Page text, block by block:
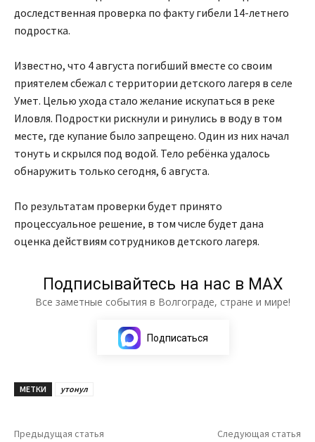
доследственная проверка по факту гибели 14-летнего
подростка.
Известно, что 4 августа погибший вместе со своим
приятелем сбежал с территории детского лагеря в селе
Умет. Целью ухода стало желание искупаться в реке
Иловля. Подростки рискнули и ринулись в воду в том
месте, где купание было запрещено. Один из них начал
тонуть и скрылся под водой. Тело ребёнка удалось
обнаружить только сегодня, 6 августа.
По результатам проверки будет принято
процессуальное решение, в том числе будет дана
оценка действиям сотрудников детского лагеря.
Подписывайтесь на нас в МАХ
Все заметные события в Волгограде, стране и мире!
Подписаться
МЕТКИ утонул
Предыдущая статья Следующая статья